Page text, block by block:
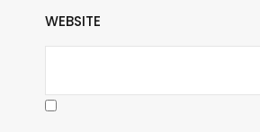
WEBSITE